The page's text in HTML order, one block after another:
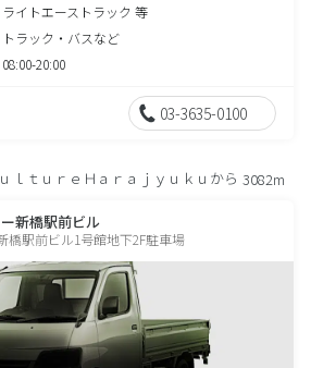
ライトエーストラック 等
トラック・バスなど
08:00-20:00
03-3635-0100
ｌｔｕｒｅＨａｒａｊｙｕｋｕから 3082m
新橋駅前ビル
橋駅前ビル1号館地下2F駐車場